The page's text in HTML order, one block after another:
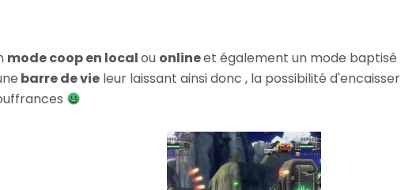
mode coop en localou onlineet également un mode baptisé
barre de vie leur laissant ainsi donc , la possibilité d'encaisser